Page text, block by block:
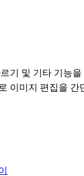
기 및 기타 기능
이미지 편집을 간